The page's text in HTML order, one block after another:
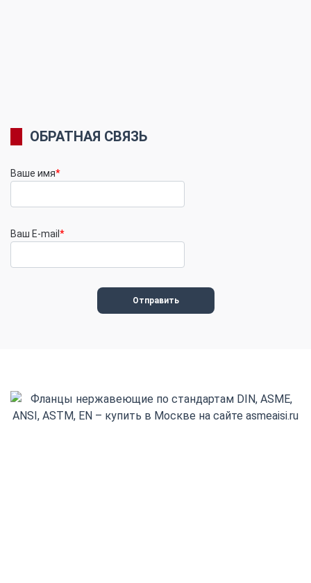
ОБРАТНАЯ СВЯЗЬ
Ваше имя*
Ваш E-mail *